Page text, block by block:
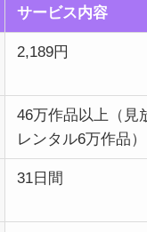
サービス内容
2,189円
46万作品以上（見
レンタル6万作品）
31日間